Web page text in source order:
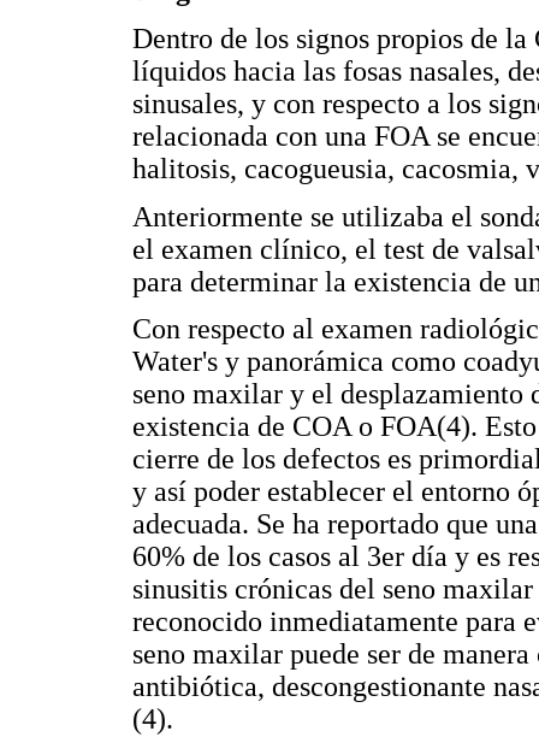
Dentro de los signos propios de
líquidos hacia las fosas nasales,
sinusales, y con respecto a los
relacionada con una FOA se
halitosis, cacogueusia, cacosmia,
Anteriormente se utilizaba el
el examen clínico, el test de
para determinar la existencia de
Con respecto al examen
Water's y panorámica como
seno maxilar y el desplazamiento
existencia de COA o FOA(4).
cierre de los defectos es
y así poder establecer el entorno
adecuada. Se ha reportado que
60% de los casos al 3er día y es
sinusitis crónicas del seno
reconocido inmediatamente para
seno maxilar puede ser de
antibiótica, descongestionante
(4).